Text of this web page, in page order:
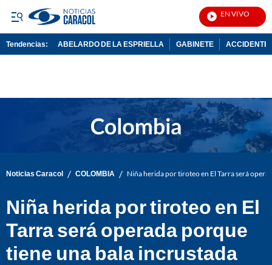
EN VIVO
Tendencias: ABELARDO DE LA ESPRIELLA GABINETE ACCIDENTE
Noticias Caracol / COLOMBIA / Niña herida por tiroteo en El Tarra será
Niña herida por tiroteo en El
Tarra será operada porque
tiene una bala incrustada